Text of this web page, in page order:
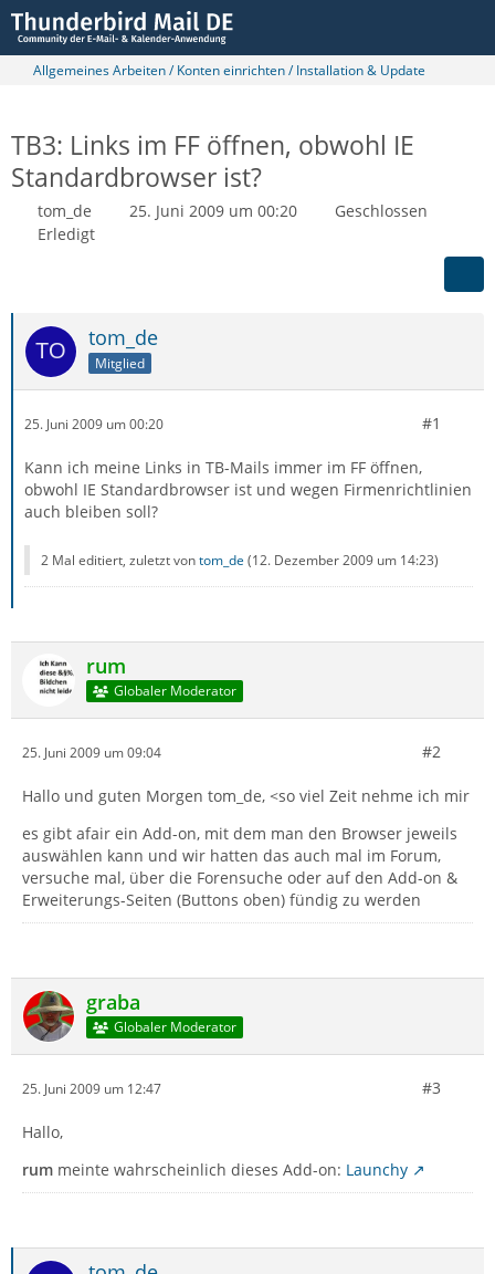
Allgemeines Arbeiten / Konten einrichten / Installation & Update
TB3: Links im FF öffnen, obwohl IE
Standardbrowser ist?
tom_de 25. Juni 2009 um 00:20
Geschlossen
Erledigt
tom_de
Mitglied
25. Juni 2009 um 00:20 #1
Kann ich meine Links in TB-Mails immer im FF öffnen,
obwohl IE Standardbrowser ist und wegen Firmenrichtlinien
auch bleiben soll?
2 Mal editiert, zuletzt vontom_de (12. Dezember 2009 um 14:23)
rum
Globaler Moderator
25. Juni 2009 um 09:04 #2
Hallo und guten Morgen tom_de, <so viel Zeit nehme ich mir
es gibt afair ein Add-on, mit dem man den Browser jeweils
auswählen kann und wir hatten das auch mal im Forum,
versuche mal, über die Forensuche oder auf den Add-on &
Erweiterungs-Seiten (Buttons oben) fündig zu werden
graba
Globaler Moderator
25. Juni 2009 um 12:47 #3
Hallo,
rum meinte wahrscheinlich dieses Add-on: Launchy